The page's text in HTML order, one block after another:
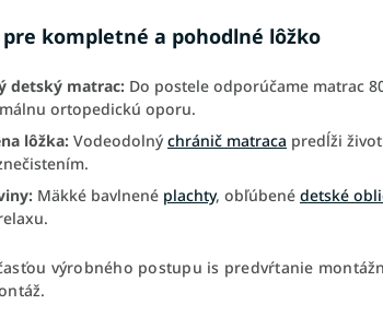
kompletné a pohodlné lôžko
detský matrac: Do postele odporúčame matrac
ortopedickú oporu.
lôžka: Vodeodolnýchránič matraca predĺži
Mäkké bavlnené plachty, obľúbené detské
výrobného postupu is predvŕtanie